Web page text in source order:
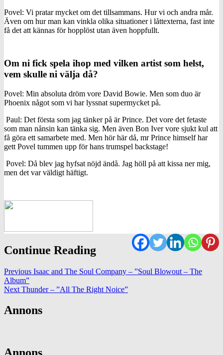
Povel: Vi pratar mycket om det tillsammans. Hur vi och andra mår.
Även om hur man kan vinkla olika situationer i låttexterna, fast inte
få det att kännas för hopplöst utan även hoppfullt.
Om ni fick spela ihop med vilken artist som helst,
vem skulle ni välja då?
Povel: Min absoluta dröm vore David Bowie. Men som duo är
Phoenix något som vi har lyssnat supermycket på.
Paul: Det första som jag tänker på är Prince. Det vore det fetaste
som man nånsin kan tänka sig. Men även Bon Iver vore sjukt kul att
få göra ett samarbete med. Men hör här då, mr Prince himself har
gett Povel tummen upp för hans trumspel backstage!
Povel: Då blev jag hyfsat nöjd ändå. Jag höll på att kissa ner mig,
men det var väldigt häftigt.
Continue Reading
Previous Isaac and The Soul Company – ”Soul Blowout – The
Album”
Next Thunder – ”All The Right Noice”
Annons